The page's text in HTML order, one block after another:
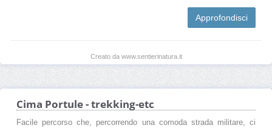
Approfondisci
Creato da www.sentierinatura.it
Cima Portule - trekking-etc
Facile percorso che, percorrendo una comoda strada militare, ci